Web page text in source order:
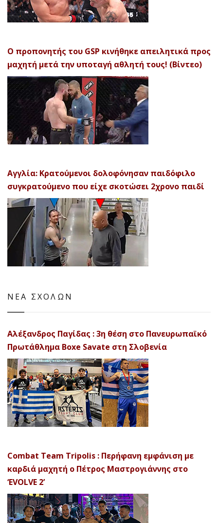
Ο προπονητής του GSP κινήθηκε απειλητικά προς
μαχητή μετά την υποταγή αθλητή τους! (Βίντεο)
Αγγλία: Κρατούμενοι δολοφόνησαν παιδόφιλο
συγκρατούμενο που είχε σκοτώσει 2χρονο παιδί
ΝΕΑ ΣΧΟΛΩΝ
Αλέξανδρος Παγίδας : 3η θέση στο Πανευρωπαϊκό
Πρωτάθλημα Boxe Savate στη Σλοβενία
Combat Team Tripolis : Περήφανη εμφάνιση με
καρδιά μαχητή ο Πέτρος Μαστρογιάννης στο
‘EVOLVE 2’